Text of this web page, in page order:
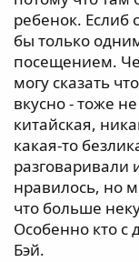
ребенок. Еслиб
бы только
посещением.
могу сказать
вкусно - тоже
китайская,
какая-то
разговаривали
нравилось, но
что больше
Особенно кто с
Бэй.